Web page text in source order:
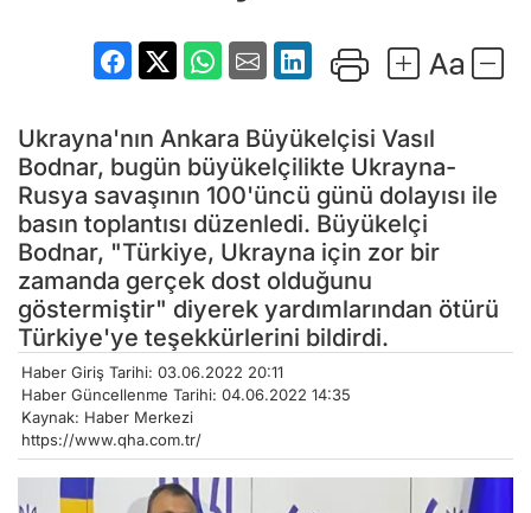
Ukrayna'nın Ankara Büyükelçisi Vasıl
Bodnar, bugün büyükelçilikte Ukrayna-
Rusya savaşının 100'üncü günü dolayısı ile
basın toplantısı düzenledi. Büyükelçi
Bodnar, "Türkiye, Ukrayna için zor bir
zamanda gerçek dost olduğunu
göstermiştir" diyerek yardımlarından ötürü
Türkiye'ye teşekkürlerini bildirdi.
Haber Giriş Tarihi: 03.06.2022 20:11
Haber Güncellenme Tarihi: 04.06.2022 14:35
Kaynak: Haber Merkezi
https://www.qha.com.tr/